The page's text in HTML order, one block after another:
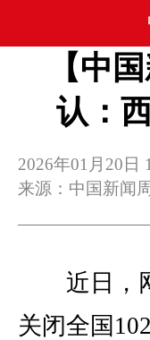
【中
认：
2026年01月20日
来源：中国新闻
近日，网
关闭全国